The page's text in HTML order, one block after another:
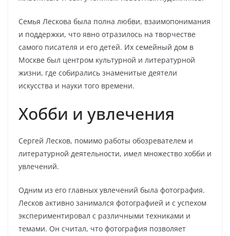
Семья Лескова была полна любви, взаимопонимания
и поддержки, что явно отразилось на творчестве
самого писателя и его детей. Их семейный дом в
Москве был центром культурной и литературной
жизни, где собирались знаменитые деятели
искусства и науки того времени.
Хобби и увлечения
Сергей Лесков, помимо работы обозревателем и
литературной деятельности, имел множество хобби и
увлечений.
Одним из его главных увлечений была фотография.
Лесков активно занимался фотографией и с успехом
экспериментировал с различными техниками и
темами. Он считал, что фотография позволяет